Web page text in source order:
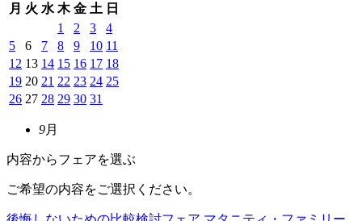
月 火 水 木 金 土 日
1
2 3
4
5
6 7 8 9 10 11
12 13 14 15 16 17 18
19 20 21 22 23 24 25
26 27 28 29 30 31
9月
内容からフェアを選ぶ
ご希望の内容をご選択ください。